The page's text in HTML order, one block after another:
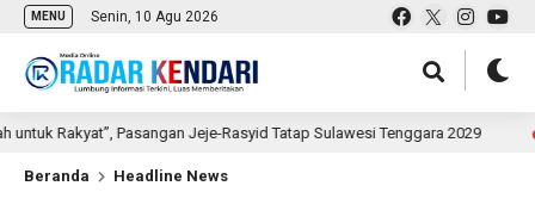
MENU Senin, 10 Agu 2026
Pasangan Jeje-Rasyid Tatap Sulawesi Tenggara 2029 16
Beranda Headline News